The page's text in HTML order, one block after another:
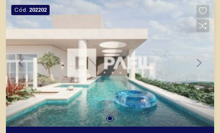
Cód. 202202